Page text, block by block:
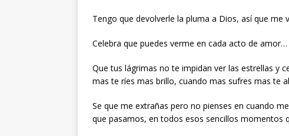
Tengo que devolverle la pluma a Dios, así que me
Celebra que puedes verme en cada acto de
Que tus lágrimas no te impidan ver las estrellas y
mas te ríes mas brillo, cuando mas sufres mas te
Se que me extrañas pero no pienses en cuando
que pasamos, en todos esos sencillos momentos